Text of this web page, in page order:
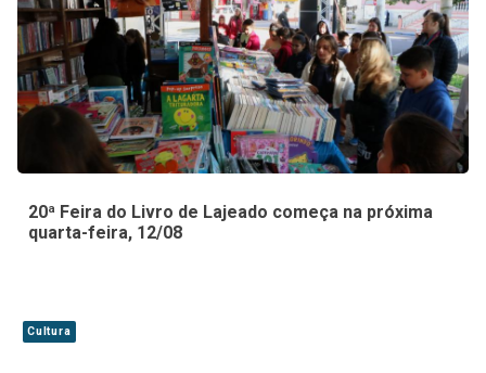
20ª Feira do Livro de Lajeado começa na próxima
quarta-feira, 12/08
Cultura